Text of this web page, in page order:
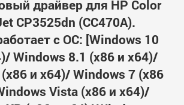
драйвер для HP Color
CP3525dn (CC470A).
с ОС: [Windows 10
Windows 8.1 (x86 и x64)/
и x64)/ Windows 7 (x86
Vista (x86 и x64)/